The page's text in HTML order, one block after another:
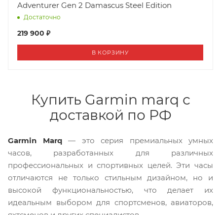
Adventurer Gen 2 Damascus Steel Edition
Достаточно
219 900 ₽
В КОРЗИНУ
Купить Garmin marq с
доставкой по РФ
Garmin Marq— это серия премиальных умных
часов, разработанных для различных
профессиональных и спортивных целей. Эти часы
отличаются не только стильным дизайном, но и
высокой функциональностью, что делает их
идеальным выбором для спортсменов, авиаторов,